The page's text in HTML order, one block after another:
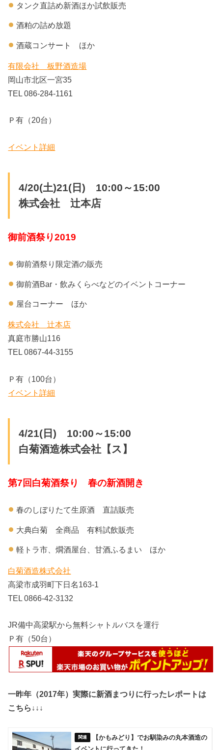
タンク直詰め新酒ほか試飲販売
酒粕の詰め放題
酒蔵コンサート ほか
有限会社 板野酒造場
岡山市北区一宮35
TEL 086-284-1161
Ｐ有（20台）
イベント詳細
4/20(土)21(日) 10:00～15:00
株式会社 辻本店
御前酒祭り2019
御前酒祭り限定酒の販売
御前酒Bar・飲みくらべなどのイベントコーナー
屋台コーナー ほか
株式会社 辻本店
真庭市勝山116
TEL 0867-44-3155
Ｐ有（100台）
イベント詳細
4/21(日) 10:00～15:00
白菊酒造株式会社【ス】
第7回白菊酒祭り 春の新酒開き
春のしぼりたて生原酒 直詰販売
大典白菊 全商品 有料試飲販売
軽トラ市、燗酒屋台、甘酒ふるまい ほか
白菊酒造株式会社
高梁市成羽町下日名163-1
TEL 0866-42-3132
JR備中高梁駅から無料シャトルバスを運行
Ｐ有（50台）
一昨年（2017年）実際に新酒まつりに行ったレポートは
こちら↓↓↓
【かもみどり】でお馴染みの丸本酒造の